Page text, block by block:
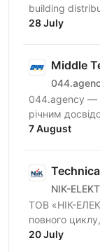
building
products are
28 July
Middle
044.agency —
річним
шукаємо
7 August
NIK-
ТОВ «НІК-
повного
галузі
20 July